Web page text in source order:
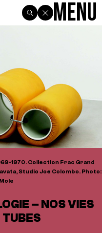
Menu
1970. Collection Frac Grand
Studio Joe Colombo. Photo:
– NOS VIES
TUBES